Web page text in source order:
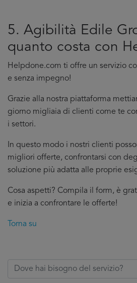
5. Agibilità Edile
quanto costa con
Helpdone.com ti offre un servizio
e senza impegno!
Grazie alla nostra piattaforma
giorno migliaia di clienti come te
i settori.
In questo modo i nostri clienti
migliori offerte, confrontarsi con
soluzione più adatta alle proprie
Cosa aspetti? Compila il form, è
e inizia a confrontare le offerte!
Torna su